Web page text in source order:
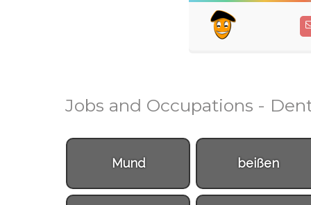
Jobs and Occupations -
Mund beißen